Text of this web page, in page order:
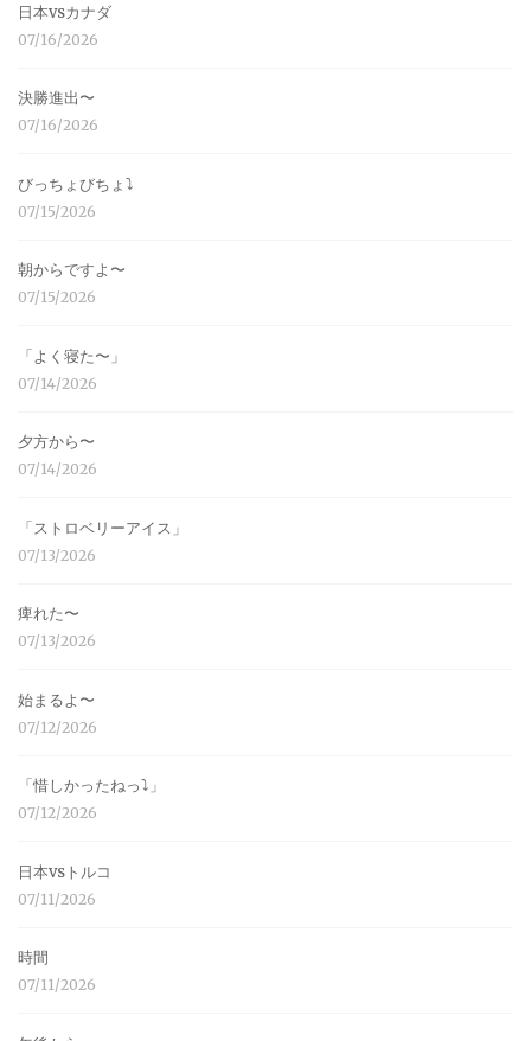
日本vsカナダ
07/16/2026
決勝進出〜
07/16/2026
びっちょびちょ⤵︎
07/15/2026
朝からですよ〜
07/15/2026
「よく寝た〜」
07/14/2026
夕方から〜
07/14/2026
「ストロベリーアイス」
07/13/2026
痺れた〜
07/13/2026
始まるよ〜
07/12/2026
「惜しかったねっ⤵︎」
07/12/2026
日本vsトルコ
07/11/2026
時間
07/11/2026